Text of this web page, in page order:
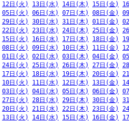
12日(火) 13日(水) 14日(木) 15日(金)
05日(火) 06日(水) 07日(木) 08日(金)
29日(火) 30日(水) 31日(木) 01日(金)
22日(火) 23日(水) 24日(木) 25日(金)
15日(火) 16日(水) 17日(木) 18日(金)
08日(火) 09日(水) 10日(木) 11日(金)
01日(火) 02日(水) 03日(木) 04日(金)
24日(火) 25日(水) 26日(木) 27日(金)
17日(火) 18日(水) 19日(木) 20日(金)
10日(火) 11日(水) 12日(木) 13日(金)
03日(火) 04日(水) 05日(木) 06日(金)
27日(火) 28日(水) 29日(木) 30日(金)
20日(火) 21日(水) 22日(木) 23日(金)
13日(火) 14日(水) 15日(木) 16日(金)